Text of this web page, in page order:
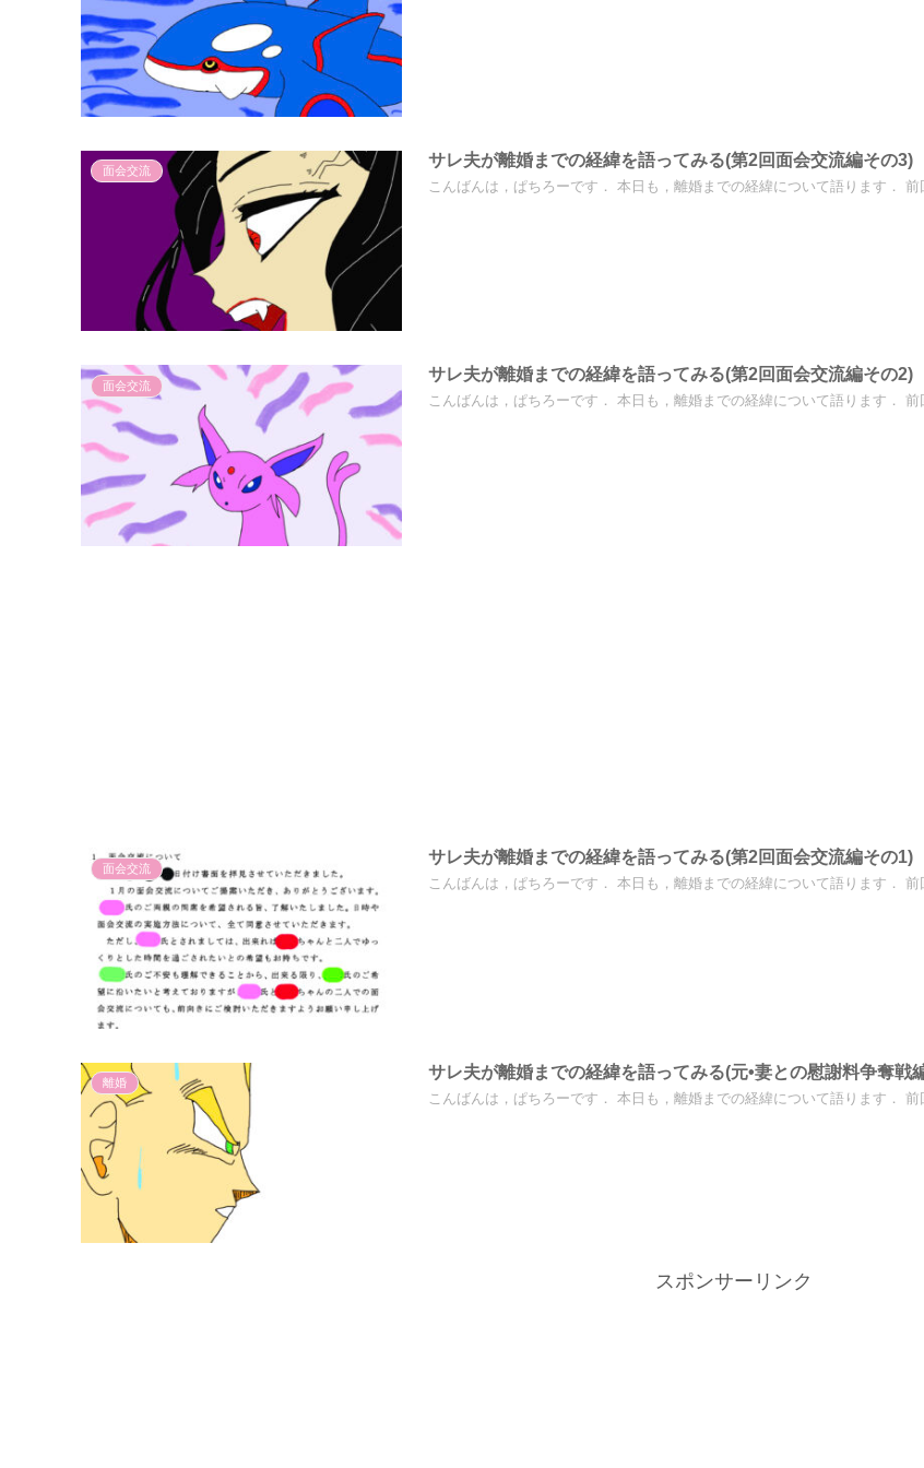
面会交流
サレ夫が離婚までの経緯を語ってみる(第2回面会交流編その3)
こんばんは，ぱちろーです． 本日も，離婚までの経緯について語ります． 前
面会交流
サレ夫が離婚までの経緯を語ってみる(第2回面会交流編その2)
こんばんは，ぱちろーです． 本日も，離婚までの経緯について語ります．
面会交流
サレ夫が離婚までの経緯を語ってみる(第2回面会交流編その1)
こんばんは，ぱちろーです． 本日も，離婚までの経緯について語ります．
離婚
サレ夫が離婚までの経緯を語ってみる(元•妻との慰謝料争奪戦
こんばんは，ぱちろーです． 本日も，離婚までの経緯について語ります． 前
スポンサーリンク